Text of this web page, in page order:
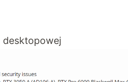
desktopowej